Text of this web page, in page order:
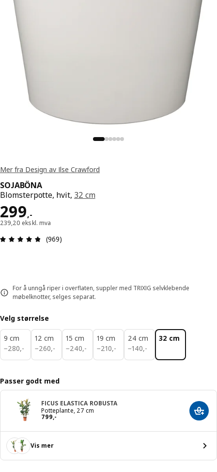
Mer fra Design av Ilse Crawford
SOJABÖNA
Blomsterpotte, hvit, 32 cm
299,-
Pris 299,-
239,20 ekskl. mva
Produktomtale: 4.8 ingen kundevurdering 5
(969)
For å unngå riper i overflaten, suppler med TRIXIG selvklebende
møbelknotter, selges separat.
Velg størrelse
9 cm
−280,-
280,-
12 cm
−260,-
260,-
15 cm
−240,-
240,-
19 cm
−210,-
210,-
24 cm
−140,-
140,-
32 cm
Passer godt med
FICUS ELASTICA ROBUSTA
Potteplante, 27 cm
799,-
Pris 799,- Legg
Vis mer